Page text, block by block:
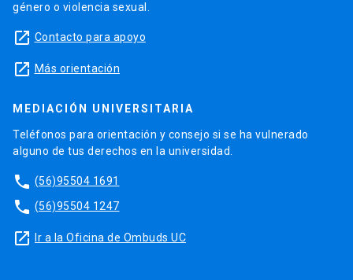
género o violencia sexual.
launch Contacto para apoyo
launch Más orientación
MEDIACIÓN UNIVERSITARIA
Teléfonos para orientación y consejo si se ha vulnerado
alguno de tus derechos en la universidad.
phone (56)95504 1691
phone (56)95504 1247
launch Ir a la Oficina de Ombuds UC